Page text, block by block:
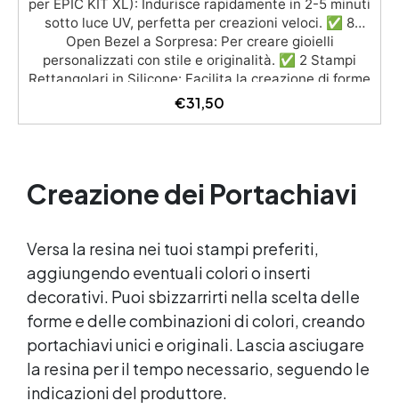
per EPIC KIT XL): Indurisce rapidamente in 2-5 minuti
sotto luce UV, perfetta per creazioni veloci. ✅ 8
Open Bezel a Sorpresa: Per creare gioielli
personalizzati con stile e originalità. ✅ 2 Stampi
Rettangolari in Silicone: Facilita la creazione di forme
precise e professionali. ✅ Torcia UV 21W (EPIC KIT)
o Torcia UV 21 LED (EPIC KIT XL): Asciugatura rapida
€31,50
Creazione dei Portachiavi
Versa la resina nei tuoi stampi preferiti,
aggiungendo eventuali colori o inserti
decorativi. Puoi sbizzarrirti nella scelta delle
forme e delle combinazioni di colori, creando
portachiavi unici e originali. Lascia asciugare
la resina per il tempo necessario, seguendo le
indicazioni del produttore.